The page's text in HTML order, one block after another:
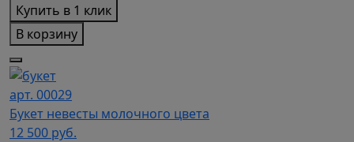
Купить в 1 клик
В корзину
арт. 00029
Букет невесты молочного цвета
12 500 руб.